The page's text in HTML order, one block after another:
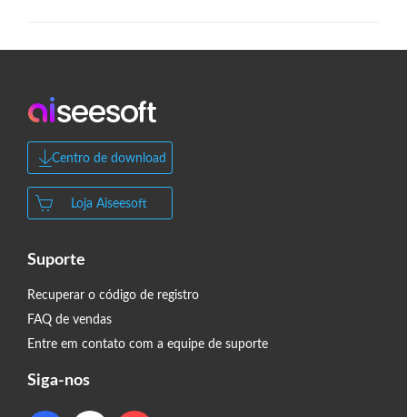
Centro de download
Loja Aiseesoft
Suporte
Recuperar o código de registro
FAQ de vendas
Entre em contato com a equipe de suporte
Siga-nos